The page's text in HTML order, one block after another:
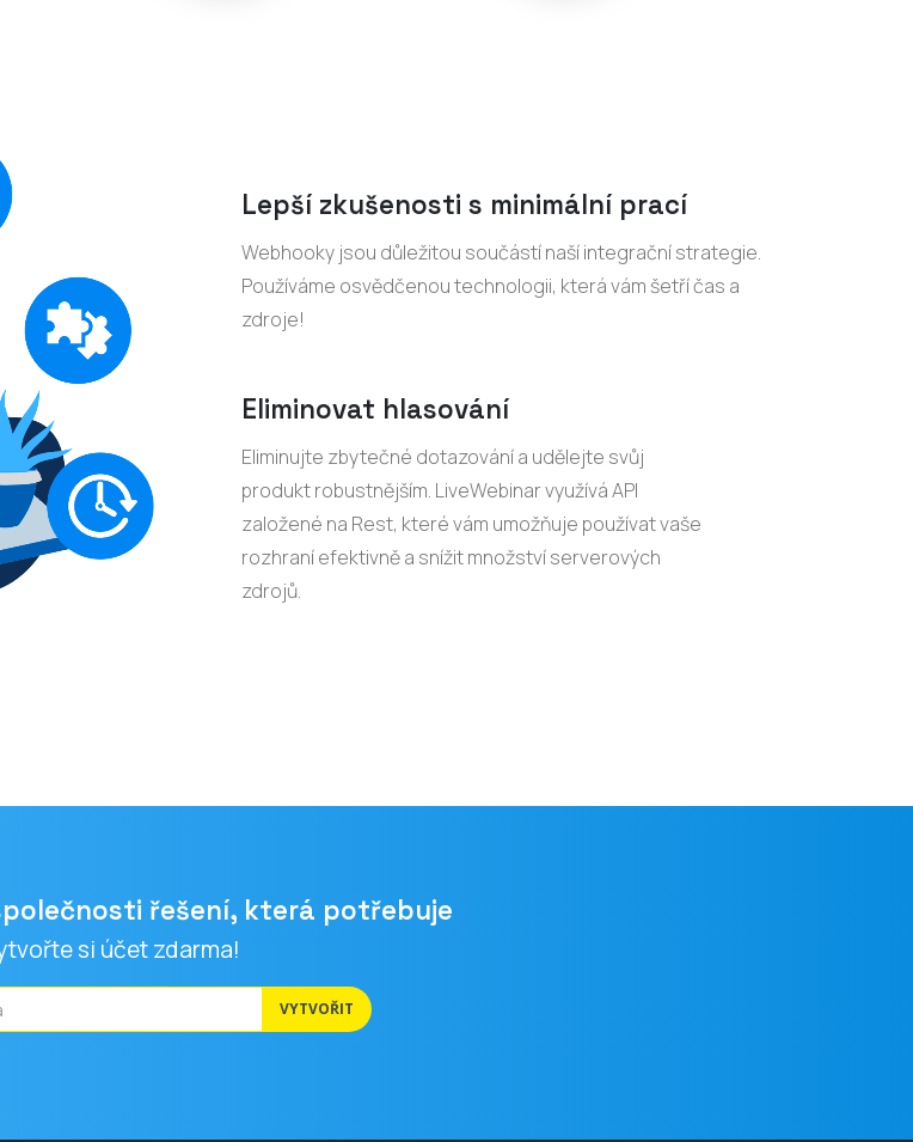
Lepší zkušenosti s minimální prací
Webhooky jsou důležitou součástí naší integrační strategie.
Používáme osvědčenou technologii, která vám šetří čas a
zdroje!
Eliminovat hlasování
Eliminujte zbytečné dotazování a udělejte svůj
produkt robustnějším. LiveWebinar využívá API
založené na Rest, které vám umožňuje používat vaše
rozhraní efektivně a snížit množství serverových
zdrojů.
řešení, která potřebuje
si účet zdarma!
VYTVOŘIT